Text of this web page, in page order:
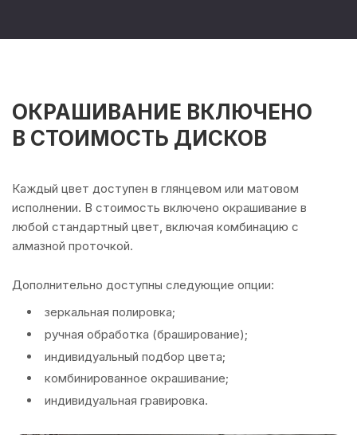
ОКРАШИВАНИЕ ВКЛЮЧЕНО
В СТОИМОСТЬ ДИСКОВ
Каждый цвет доступен в глянцевом или матовом
исполнении. В стоимость включено окрашивание в
любой стандартный цвет, включая комбинацию с
алмазной проточкой.
Дополнительно доступны следующие опции:
зеркальная полировка;
ручная обработка (браширование);
индивидуальный подбор цвета;
комбинированное окрашивание;
индивидуальная гравировка.